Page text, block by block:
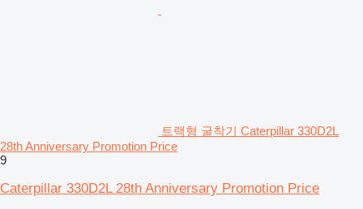
트랙형 굴착기 Caterpillar 330D2L
28th Anniversary Promotion Price
9
Caterpillar 330D2L 28th Anniversary Promotion Price